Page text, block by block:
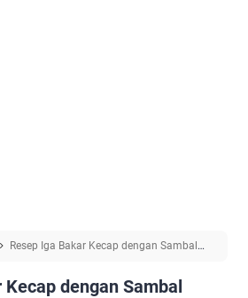
Resep Iga Bakar Kecap dengan Sambal
dengan Sambal